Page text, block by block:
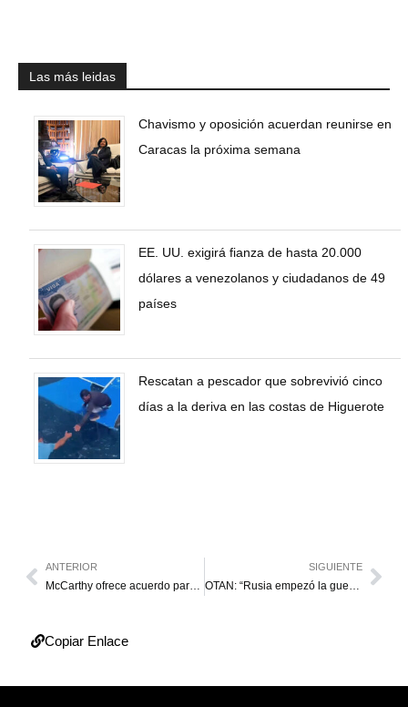
Las más leidas
Chavismo y oposición acuerdan reunirse en
Caracas la próxima semana
EE. UU. exigirá fianza de hasta 20.000
dólares a venezolanos y ciudadanos de 49
países
Rescatan a pescador que sobrevivió cinco
días a la deriva en las costas de Higuerote
ANTERIOR SIGUIENTE
Copiar Enlace